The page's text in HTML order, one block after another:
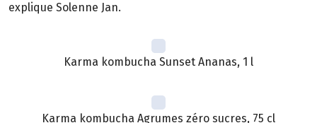
explique Solenne Jan.
Karma kombucha Sunset Ananas, 1 l
Karma kombucha Agrumes zéro sucres, 75 cl